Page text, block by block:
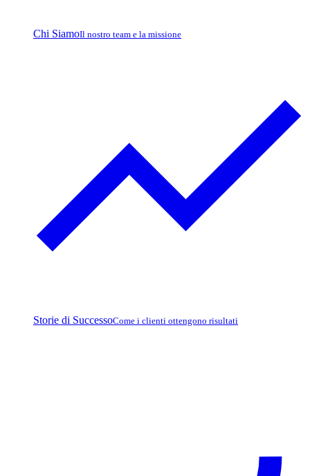
Chi SiamoIl nostro team e la missione
Storie di SuccessoCome i clienti ottengono risultati